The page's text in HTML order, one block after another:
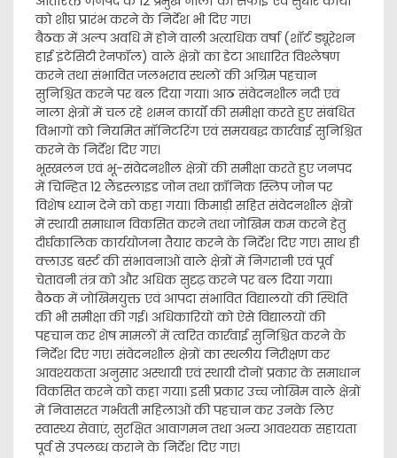
को शीघ्र प्रारंभ करने के निर्देश भी दिए गए।
बैठक में अल्प अवधि में होने वाली अत्यधिक वर्षा (शॉर्ट ड्यूरेशन
हाई इंटेंसिटी रेनफॉल) वाले क्षेत्रों का डेटा आधारित विश्लेषण
करने तथा संभावित जलभराव स्थलों की अग्रिम पहचान
सुनिश्चित करने पर बल दिया गया। आठ संवेदनशील नदी एवं
नाला क्षेत्रों में चल रहे शमन कार्यों की समीक्षा करते हुए संबंधित
विभागों को नियमित मॉनिटरिंग एवं समयबद्ध कार्रवाई सुनिश्चित
करने के निर्देश दिए गए।
भूस्खलन एवं भू-संवेदनशील क्षेत्रों की समीक्षा करते हुए जनपद
में चिन्हित 12 लैंडस्लाइड जोन तथा क्रॉनिक स्लिप जोन पर
विशेष ध्यान देने को कहा गया। किमाड़ी सहित संवेदनशील क्षेत्रों
में स्थायी समाधान विकसित करने तथा जोखिम कम करने हेतु
दीर्घकालिक कार्ययोजना तैयार करने के निर्देश दिए गए। साथ ही
क्लाउड बर्स्ट की संभावनाओं वाले क्षेत्रों में निगरानी एवं पूर्व
चेतावनी तंत्र को और अधिक सुदृढ़ करने पर बल दिया गया।
बैठक में जोखिमयुक्त एवं आपदा संभावित विद्यालयों की स्थिति
की भी समीक्षा की गई। अधिकारियों को ऐसे विद्यालयों की
पहचान कर शेष मामलों में त्वरित कार्रवाई सुनिश्चित करने के
निर्देश दिए गए। संवेदनशील क्षेत्रों का स्थलीय निरीक्षण कर
आवश्यकता अनुसार अस्थायी एवं स्थायी दोनों प्रकार के समाधान
विकसित करने को कहा गया। इसी प्रकार उच्च जोखिम वाले क्षेत्रों
में निवासरत गर्भवती महिलाओं की पहचान कर उनके लिए
स्वास्थ्य सेवाएं, सुरक्षित आवागमन तथा अन्य आवश्यक सहायता
पूर्व से उपलब्ध कराने के निर्देश दिए गए।